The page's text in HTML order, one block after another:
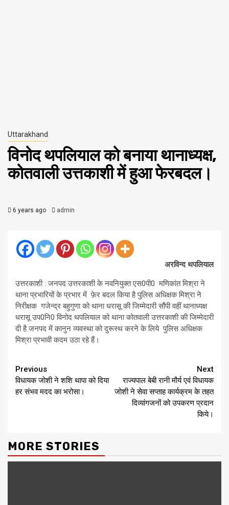
Uttarakhand
विनोद थपलियाल को बनाया थानाध्यक्ष,
कोतवाली उत्तकाशी में हुआ फेरबदल।
6 years ago admin
अरविन्द थपलियाल
उत्तरकाशी : जनपद उत्तरकाशी के नवनियुक्त एस0पी0 मणिकांत मिश्रा ने
थाना प्रभारियों के प्रभार में फ़ेर बदल किया है पुलिस अधिक्षक मिश्रा ने
निरीक्षक गजेन्द्र बहुगुणा को थाना धरासू की जिम्मेदारी सौंपी वहीं थानाध्यक्ष
धरासू उप0नि0 विनोद थपलियाल को थाना कोतवाली उत्तरकाशी की जिम्मेदारी
दी है जनपद में कानुन व्यवस्था को दुरूस्थ करने के लिये पुलिस अधिक्षक
मिश्रा प्रभावी कदम उठा रहे हैं।
Continue
Reading
Previous
विधायक जोशी ने शशि थापा को दिया
हर संभव मदद का भरोसा।
Next
राज्यपाल बेबी रानी मौर्य एवं विधायक
जोशी ने सेवा सप्ताह कार्यक्रम के तहत
दिव्यांगजनों को उपकरण प्रदान
किये।
MORE STORIES